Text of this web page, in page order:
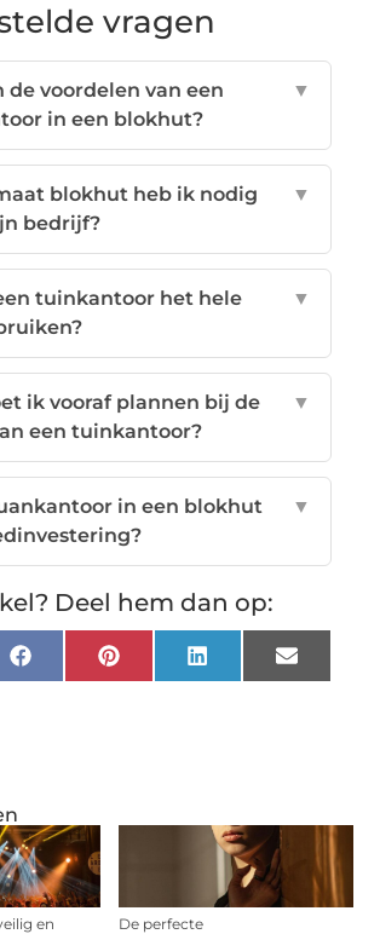
en
De perfecte
vragen
de voordelen van een
in een blokhut?
▼
blokhut heb ik nodig
bedrijf?
▼
tuinkantoor het hele
▼
ik vooraf plannen bij de
een tuinkantoor?
▼
in een blokhut
▼
Deel hem dan op:
FacebookPinterestLinkedInEmail